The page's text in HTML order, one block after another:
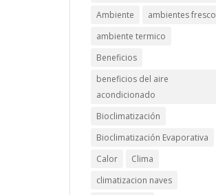
Ambiente
ambientes fresco
ambiente termico
Beneficios
beneficios del aire
acondicionado
Bioclimatización
Bioclimatización Evaporativa
Calor
Clima
climatizacion naves